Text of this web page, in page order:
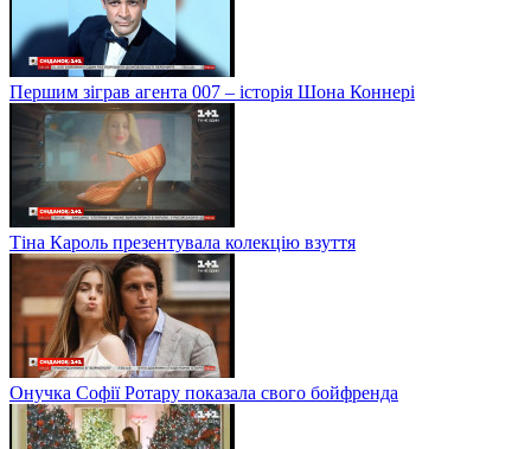
Першим зіграв агента 007 – історія Шона Коннері
Тіна Кароль презентувала колекцію взуття
Онучка Софії Ротару показала свого бойфренда